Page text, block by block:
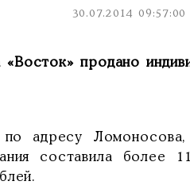
30.07.2014 09:57:00
продано
по адресу
составила более